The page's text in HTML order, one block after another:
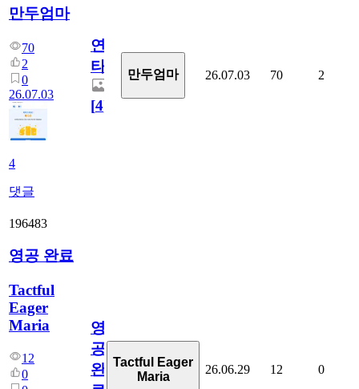
만두엄마
70
2
0
26.07.03
4
댓글
연
타
[4]
만두엄마 26.07.03 70 2
196483
영공 완료
Tactful
Eager
Maria
12
0
영
공
완
Tactful Eager
Maria
26.06.29 12 0